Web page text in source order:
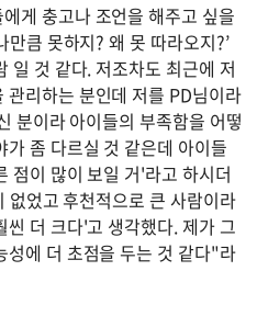
게 충고나 조언을 해주고 싶을
큼 못하지? 왜 못 따라오지?’
일 것 같다. 저조차도 최근에 저
리하는 분인데 저를 PD님이라
분이라 아이들의 부족함을 어떻
좀 다르실 것 같은데 아이들
점이 많이 보일 거'라고 하시더
없었고 후천적으로 큰 사람이라
더 크다'고 생각했다. 제가 그
성에 더 초점을 두는 것 같다"라